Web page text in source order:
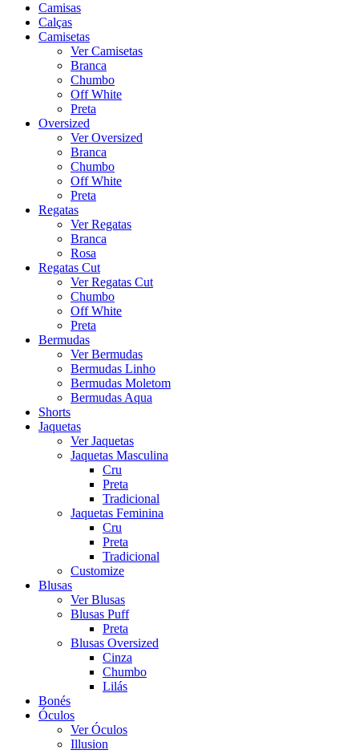
Camisas
Calças
Camisetas
Ver Camisetas
Branca
Chumbo
Off White
Preta
Oversized
Ver Oversized
Branca
Chumbo
Off White
Preta
Regatas
Ver Regatas
Branca
Rosa
Regatas Cut
Ver Regatas Cut
Chumbo
Off White
Preta
Bermudas
Ver Bermudas
Bermudas Linho
Bermudas Moletom
Bermudas Aqua
Shorts
Jaquetas
Ver Jaquetas
Jaquetas Masculina
Cru
Preta
Tradicional
Jaquetas Feminina
Cru
Preta
Tradicional
Customize
Blusas
Ver Blusas
Blusas Puff
Preta
Blusas Oversized
Cinza
Chumbo
Lilás
Bonés
Óculos
Ver Óculos
Illusion